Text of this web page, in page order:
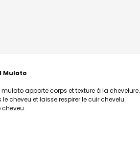
Mulato
apporte corps et texture à la chevelure.
cheveu et laisse respirer le cuir chevelu.
cheveu.